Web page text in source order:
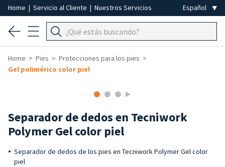
Home | Servicio al Cliente | Nuestros Servicios
Home Pies
Protecciones para los pies
Gel polimérico color piel
Separador de dedos en Tecniwork
Polymer Gel color piel
Separador de dedos de los pies en Tecniwork Polymer Gel color
piel